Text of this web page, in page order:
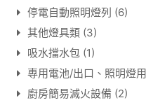
停電自動照明燈列 (6)
其他燈具類 (3)
吸水擋水包 (1)
專用電池/出口、照明燈用
廚房簡易滅火設備 (2)